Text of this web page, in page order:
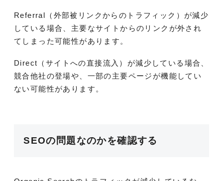
Referral（外部被リンクからのトラフィック）が減少
している場合、主要なサイトからのリンクが外され
てしまった可能性があります。
Direct（サイトへの直接流入）が減少している場合、
競合他社の登場や、一部の主要ページが機能してい
ない可能性があります。
SEOの問題なのかを確認する